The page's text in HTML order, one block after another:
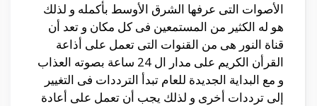
الأصوات التى عرفها الشرق الأوسط بأكمله و لذلك
هو له الكثير من المستمعين فى كل مكان و تعد أن
قناة النور هى من القنوات التى تعمل على أذاعة
القرأن الكريم على مدار ال 24 ساعة بصوته العذاب
و مع البداية الجديدة للعام تبدأ الترددات فى التغيير
إلى ترددات أخرى و لذلك يجب أن تعمل على أعادة